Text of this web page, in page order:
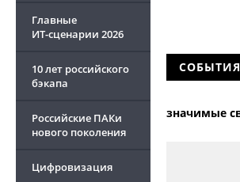
Главные
ИТ-сценарии 2026
10 лет российского
бэкапа
Российские ПАКи
нового поколения
Цифровизация
СОБЫТИЯ
значимые